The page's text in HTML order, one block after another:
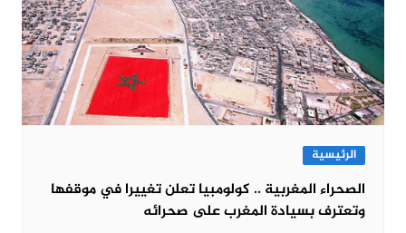
الرئيسية
الصحراء المغربية .. كولومبيا تعلن تغييرا في موقفها
وتعترف بسيادة المغرب على صحرائه